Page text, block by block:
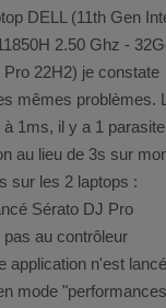
DELL (11th Gen
2.50 Ghz -
Pro 22H2) je constate
mêmes problèmes.
1ms, il y a 1
au lieu de 3s sur
sur les 2 laptops :
Sérato DJ Pro
au contrôleur
application n'est
mode